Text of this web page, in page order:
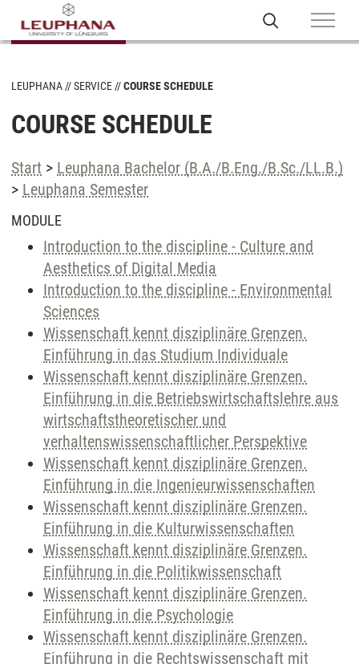
LEUPHANA SERVICE COURSE SCHEDULE
COURSE SCHEDULE
Start > Leuphana Bachelor (B.A./B.Eng./B.Sc./LL.B.)
> Leuphana Semester
MODULE
Introduction to the discipline - Culture and
Aesthetics of Digital Media
Introduction to the discipline - Environmental
Sciences
Wissenschaft kennt disziplinäre Grenzen.
Einführung in das Studium Individuale
Wissenschaft kennt disziplinäre Grenzen.
Einführung in die Betriebswirtschaftslehre aus
wirtschaftstheoretischer und
verhaltenswissenschaftlicher Perspektive
Wissenschaft kennt disziplinäre Grenzen.
Einführung in die Ingenieurwissenschaften
Wissenschaft kennt disziplinäre Grenzen.
Einführung in die Kulturwissenschaften
Wissenschaft kennt disziplinäre Grenzen.
Einführung in die Politikwissenschaft
Wissenschaft kennt disziplinäre Grenzen.
Einführung in die Psychologie
Wissenschaft kennt disziplinäre Grenzen.
Einführung in die Rechtswissenschaft mit